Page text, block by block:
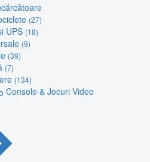
(27)
UPS (18)
(9)
(39)
(7)
(134)
Console & Jocuri Video